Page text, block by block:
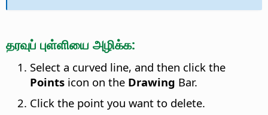
தரவுப் புள்ளியை அழிக்க:
Select a curved line, and then click the
Points icon on the Drawing Bar.
Click the point you want to delete.